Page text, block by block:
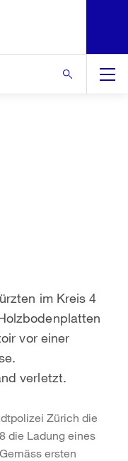
im Kreis 4
vor einer
verletzt.
Zürich die
die Ladung eines
ersten